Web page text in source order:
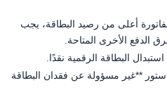
أعلى من رصيد البطاقة، يجب
الدفع الأخرى المتاحة.
البطاقة الرقمية نقدًا.
**غير مسؤولة عن فقدان البطاقة